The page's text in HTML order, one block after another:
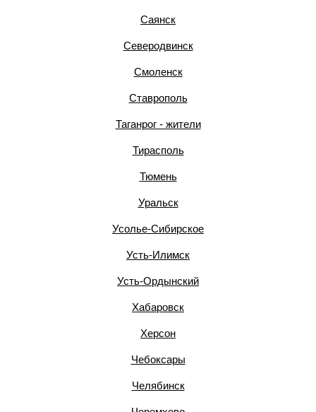
Саянск
Северодвинск
Смоленск
Ставрополь
Таганрог - жители
Тирасполь
Тюмень
Уральск
Усолье-Сибирское
Усть-Илимск
Усть-Ордынский
Хабаровск
Херсон
Чебоксары
Челябинск